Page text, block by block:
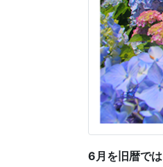
6月を旧暦では